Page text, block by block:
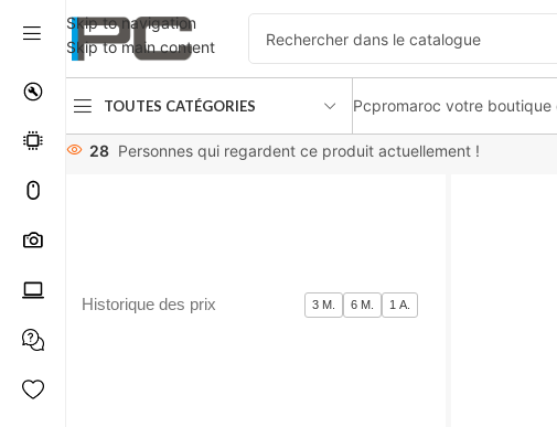
Skip to navigation
Skip to main content
TOUTES CATÉGORIES Pcpromaroc votre boutique
Accueil périphériques Microphones / Casques Apple Airpods V2
28 Personnes qui regardent ce produit actuellement !
Historique des prix 3 M. 6 M. 1 A.